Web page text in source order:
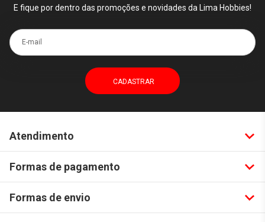
E fique por dentro das promoções e novidades da Lima Hobbies!
E-mail
Atendimento
Formas de pagamento
Formas de envio